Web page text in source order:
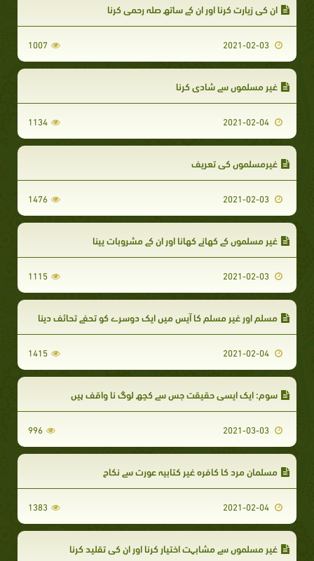
ان کی زیارت کرنا اور ان کے ساتھ صلہ رحمی کرنا
1007
غير مسلموں سے شادی کرنا
1134
غیرمسلموں کی تعریف
1476
غیر مسلموں کے کھانے کھانا اور ان کے مشروبات پینا
1115
مسلم اور غیر مسلم کا آپس میں ایک دوسرے کو تحفے تحائف دینا
1415
سوم: ایک ایسی حقیقت جس سے کچھ لوگ نا واقف ہیں
996
مسلمان مرد کا کافرہ غیر کتابیہ عورت سے نکاح
1383
غیر مسلموں سے مشابہت اختیار کرنا اور ان کی تقلید کرنا